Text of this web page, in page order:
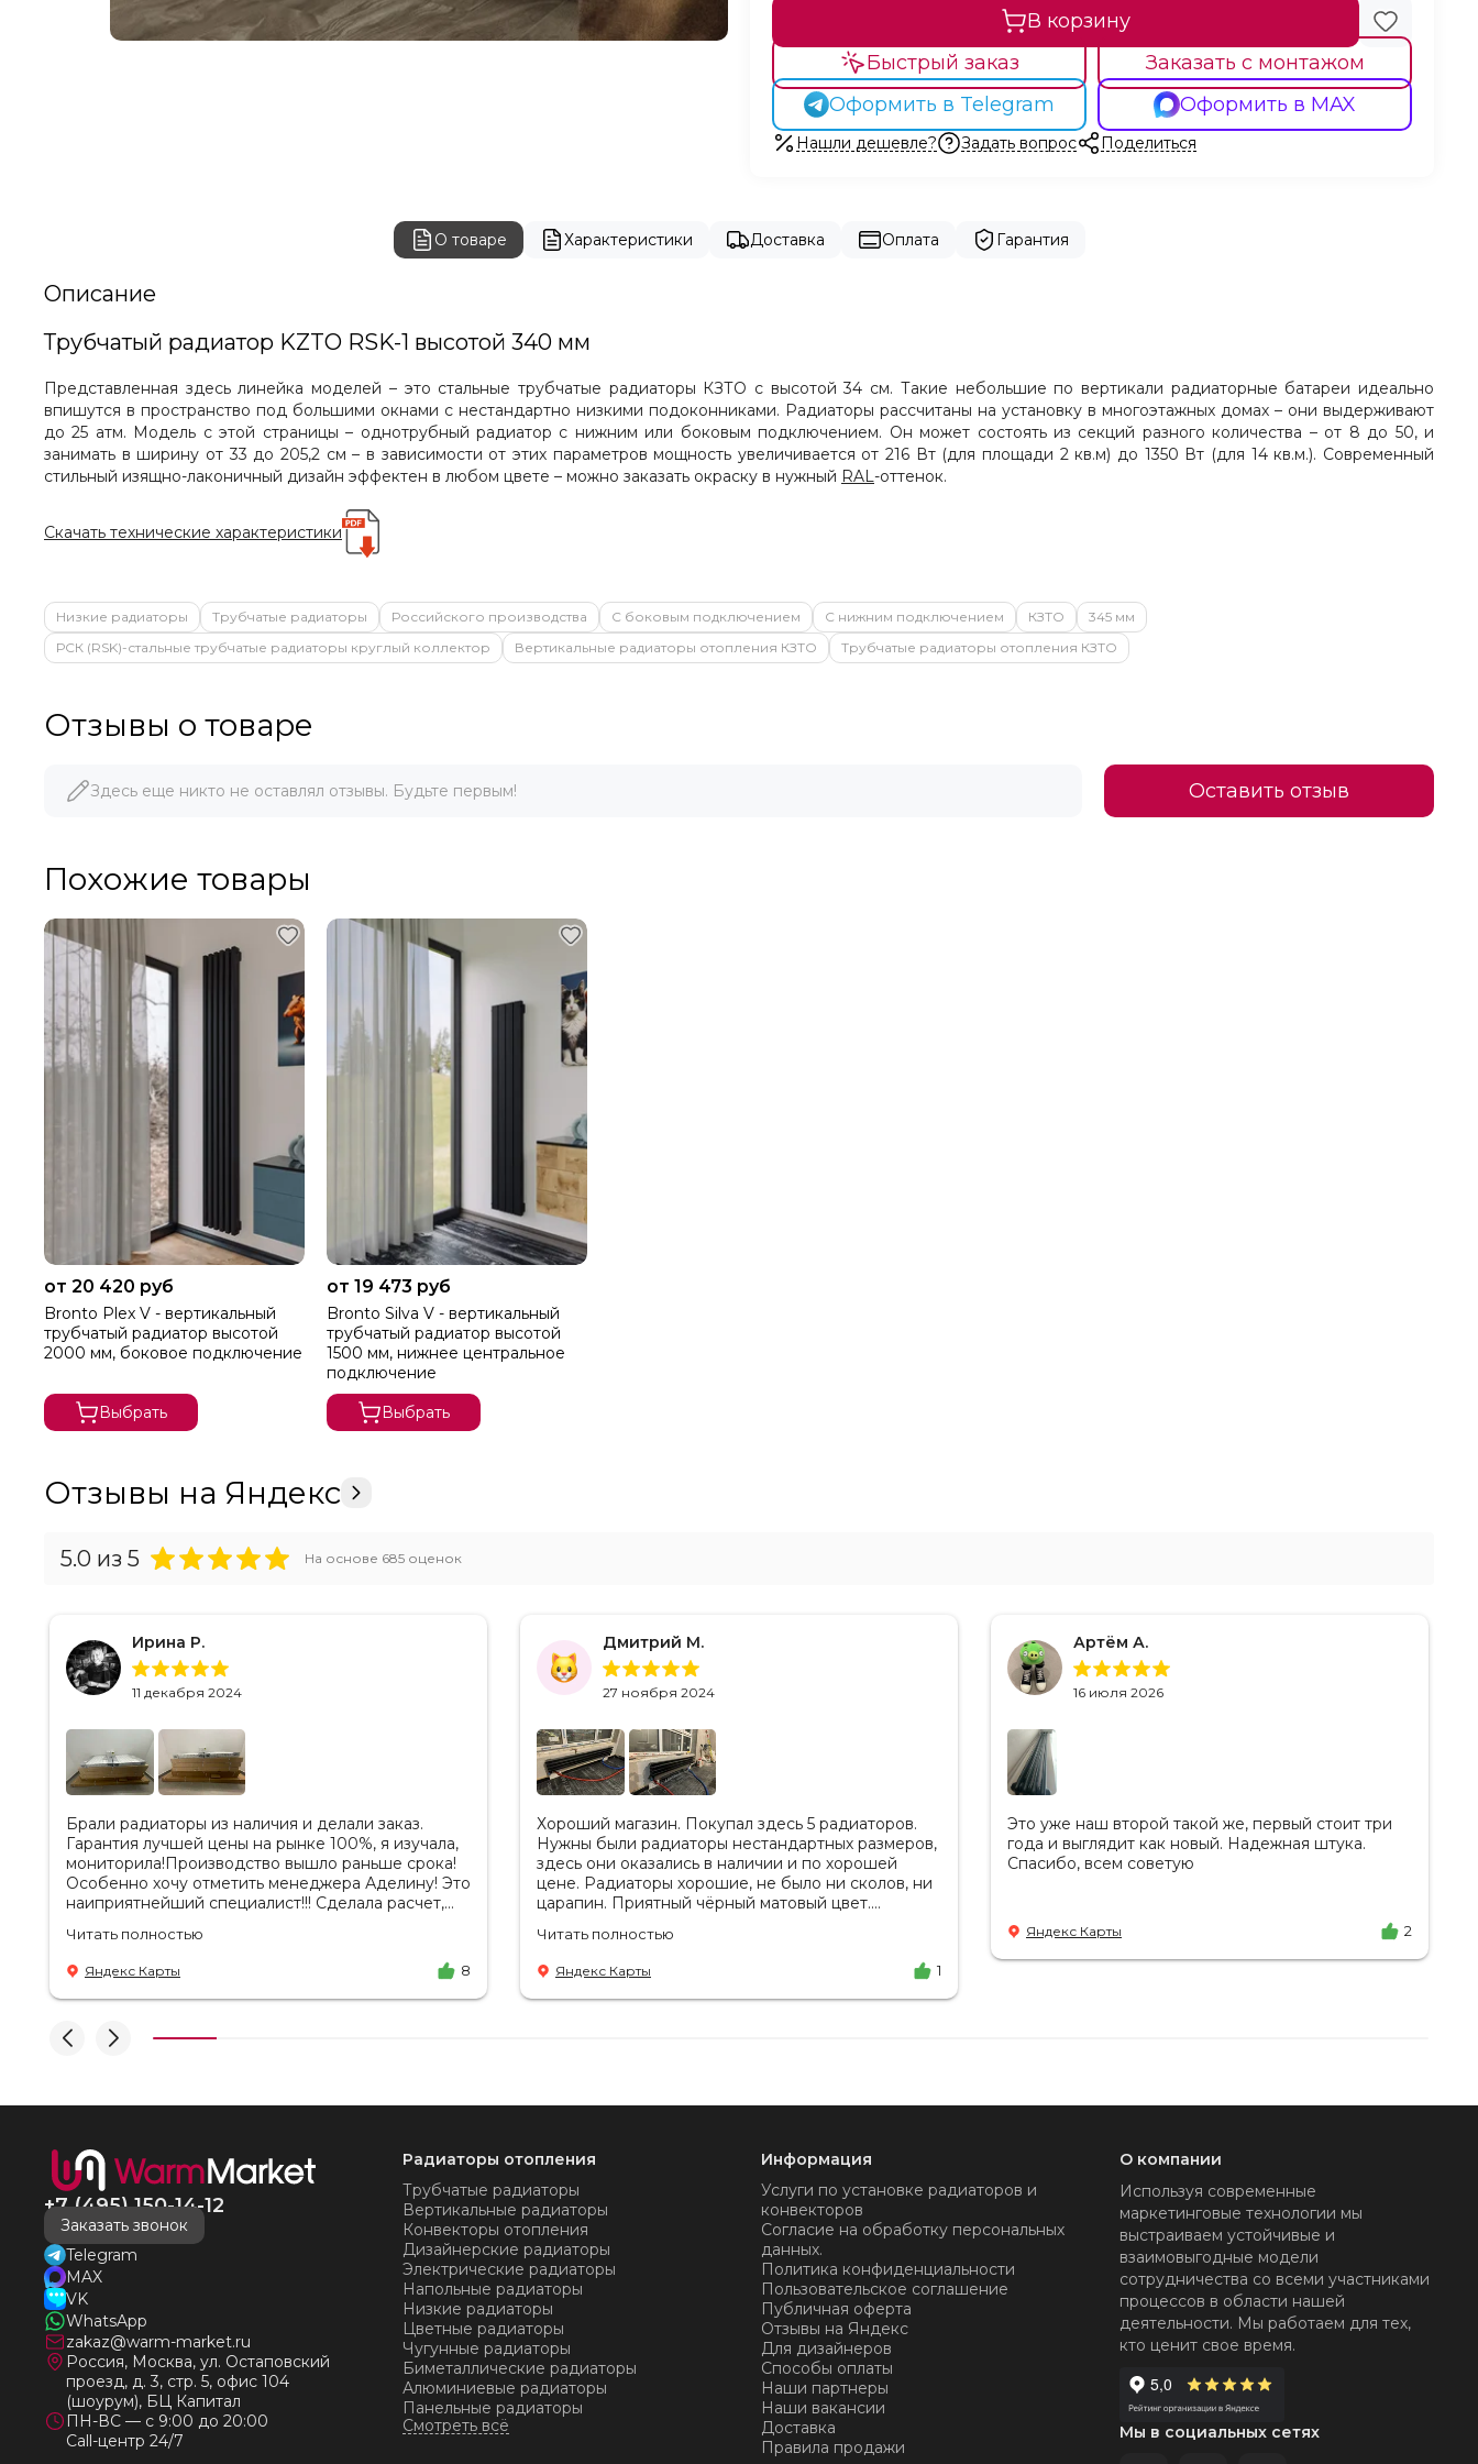
В корзину
Быстрый заказ
Заказать с монтажом
Оформить в Telegram
Оформить в MAX
Нашли дешевле? Задать вопрос Поделиться
О товаре Характеристики Доставка Оплата Гарантия
Описание
Трубчатый радиатор KZTO RS‌K-1 высотой 340 мм
Представленная здесь линейка моделей – это стальные трубчатые радиаторы КЗТО с высотой 34 см. Такие небольшие по вертикали радиаторные батареи идеально
впишутся в пространство под большими окнами с нестандартно низкими подоконниками. Радиаторы рассчитаны на установку в многоэтажных домах – они выдерживают
до 25 атм. Модель с этой страницы – однотрубный радиатор с нижним или боковым подключением. Он может состоять из секций разного количества – от 8 до 50, и
занимать в ширину от 33 до 205,2 см – в зависимости от этих параметров мощность увеличивается от 216 Вт (для площади 2 кв.м) до 1350 Вт (для 14 кв.м.). Современный
стильный изящно-лаконичный дизайн эффектен в любом цвете – можно заказать окраску в нужный RAL-оттенок.
Скачать технические характеристики
Низкие радиаторы Трубчатые радиаторы Российского производства С боковым подключением С нижним подключением КЗТО
345 мм
РСК (RSK)-стальные трубчатые радиаторы круглый коллектор
Вертикальные радиаторы отопления КЗТО Трубчатые радиаторы отопления КЗТО
Отзывы о товаре
Здесь еще никто не оставлял отзывы. Будьте первым! Оставить отзыв
Похожие товары
от 20 420 руб
Bronto Plex V - вертикальный
трубчатый радиатор высотой
2000 мм, боковое подключение
Выбрать
от 19 473 руб
Bronto Silva V - вертикальный
трубчатый радиатор высотой
1500 мм, нижнее центральное
подключение
Выбрать
Отзывы на Яндекс
5.0 из 5 На основе 685 оценок
Ирина Р.
11 декабря 2024
Брали радиаторы из наличия и делали заказ.
Гарантия лучшей цены на рынке 100%, я изучала,
мониторила!Производство вышло раньше срока!
Особенно хочу отметить менеджера Аделину! Это
наиприятнейший специалист!!! Сделала расчет,
лучшую цену. Всегда на связи, на все вопросы
есть ответы. Доставка на удобный день, удобное
время! Никаких замечаний, только бесконечное
удовольствие от взаимодействия с ней. Вот это я
рекомендовать не задумываясь! И надеюсь наши
много-много лет) СПАСИБО!!!!
Читать полностью
Яндекс Карты 8
Дмитрий М.
27 ноября 2024
Хороший магазин. Покупал здесь 5 радиаторов.
Нужны были радиаторы нестандартных размеров,
здесь они оказались в наличии и по хорошей
цене. Радиаторы хорошие, не было ни сколов, ни
царапин. Приятный чёрный матовый цвет.
разъяснения. Так же отмечу, что хорошая
доставка в срок, учли высоту паркинга, проблем
не было.
Читать полностью
Яндекс Карты 1
Артём А.
16 июля 2026
Это уже наш второй такой же, первый стоит три
года и выглядит как новый. Надежная штука.
Спасибо, всем советую
Яндекс Карты 2
+7 (495) 150-14-12
Заказать звонок
Telegram
MAX
VK
WhatsApp
zakaz@warm-market.ru
Россия, Москва, ул. Остаповский
проезд, д. 3, стр. 5, офис 104
(шоурум), БЦ Капитал
ПН-ВС — с 9:00 до 20:00
Call-центр 24/7
Радиаторы отопления
Трубчатые радиаторы
Вертикальные радиаторы
Конвекторы отопления
Дизайнерские радиаторы
Электрические радиаторы
Напольные радиаторы
Низкие радиаторы
Цветные радиаторы
Чугунные радиаторы
Биметаллические радиаторы
Алюминиевые радиаторы
Панельные радиаторы
Информация
Услуги по установке радиаторов и
конвекторов
Согласие на обработку персональных
данных.
Политика конфиденциальности
Пользовательское соглашение
Публичная оферта
Отзывы на Яндекс
Для дизайнеров
Способы оплаты
Наши партнеры
Наши вакансии
Доставка
Правила продажи
О компании
Используя современные
маркетинговые технологии мы
выстраиваем устойчивые и
взаимовыгодные модели
сотрудничества со всеми участниками
процессов в области нашей
деятельности. Мы работаем для тех,
кто ценит свое время.
Мы в социальных сетях